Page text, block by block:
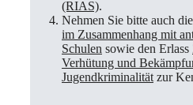
(RIAS).
Nehmen Sie bitte auch die
im Zusammenhang mit
Schulen sowie den Erlass
Verhütung und
Jugendkriminalität zur